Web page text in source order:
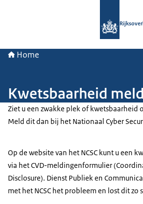
Home
Kwetsbaarheid
Ziet u een zwakke plek of kwetsbaarheid
Meld dit dan bij het Nationaal Cyber
Op de website van het NCSC kunt u een
via het CVD-meldingenformulier
Disclosure). Dienst Publiek en
met het NCSC het probleem en lost dit zo